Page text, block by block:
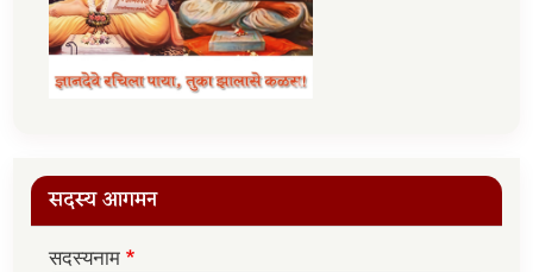
सदस्य आगमन
सदस्यनाम